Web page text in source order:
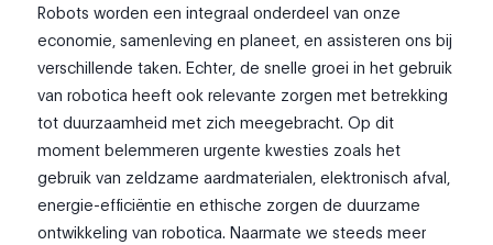
Robots worden een integraal onderdeel van onze
economie, samenleving en planeet, en assisteren ons bij
verschillende taken. Echter, de snelle groei in het gebruik
van robotica heeft ook relevante zorgen met betrekking
tot duurzaamheid met zich meegebracht. Op dit
moment belemmeren urgente kwesties zoals het
gebruik van zeldzame aardmaterialen, elektronisch afval,
energie-efficiëntie en ethische zorgen de duurzame
ontwikkeling van robotica. Naarmate we steeds meer